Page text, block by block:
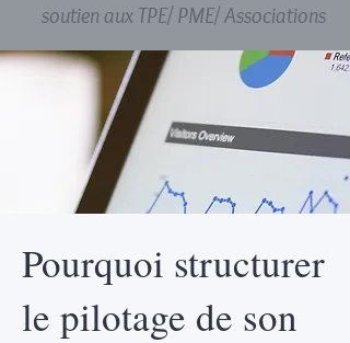
soutien aux TPE/ PME/ Associations
Pourquoi structurer
le pilotage de son